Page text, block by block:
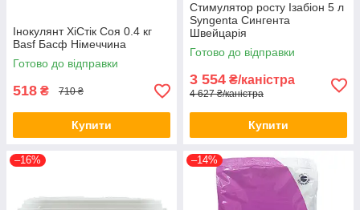
Інокулянт ХіСтік Соя 0.4 кг
Basf Басф Німеччина
Готово до відправки
518 ₴ 710 ₴
Купити
Стимулятор росту Ізабіон 5 л
Syngenta Сингента
Швейцарія
Готово до відправки
3 554 ₴/каністра
4 627 ₴/каністра
Купити
–16% –14%